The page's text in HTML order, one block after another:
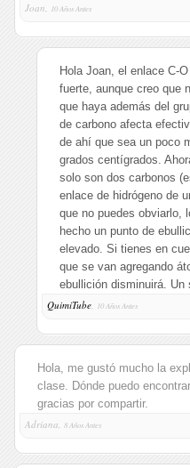
Joan,
10 Años Antes
Hola Joan, el enlace C-
fuerte, aunque creo que
que haya además del
de carbono afecta
de ahí que sea un poco
grados centígrados.
solo son dos carbonos
enlace de hidrógeno de
que no puedes obviarlo,
hecho un punto de
elevado. Si tienes en
que se van agregando
ebullición disminuirá. Un
QuimiTube, 10 Años Antes
Hola, me gustó mucho la
clase. Dónde puedo
gracias por compartir.
Adriana, 8 Años Antes